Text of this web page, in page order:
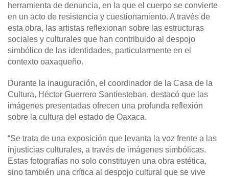
herramienta de denuncia, en la que el cuerpo se convierte
en un acto de resistencia y cuestionamiento. A través de
esta obra, las artistas reflexionan sobre las estructuras
sociales y culturales que han contribuido al despojo
simbólico de las identidades, particularmente en el
contexto oaxaqueño.
Durante la inauguración, el coordinador de la Casa de la
Cultura, Héctor Guerrero Santiesteban, destacó que las
imágenes presentadas ofrecen una profunda reflexión
sobre la cultura del estado de Oaxaca.
“Se trata de una exposición que levanta la voz frente a las
injusticias culturales, a través de imágenes simbólicas.
Estas fotografías no solo constituyen una obra estética,
sino también una crítica al despojo cultural que se vive